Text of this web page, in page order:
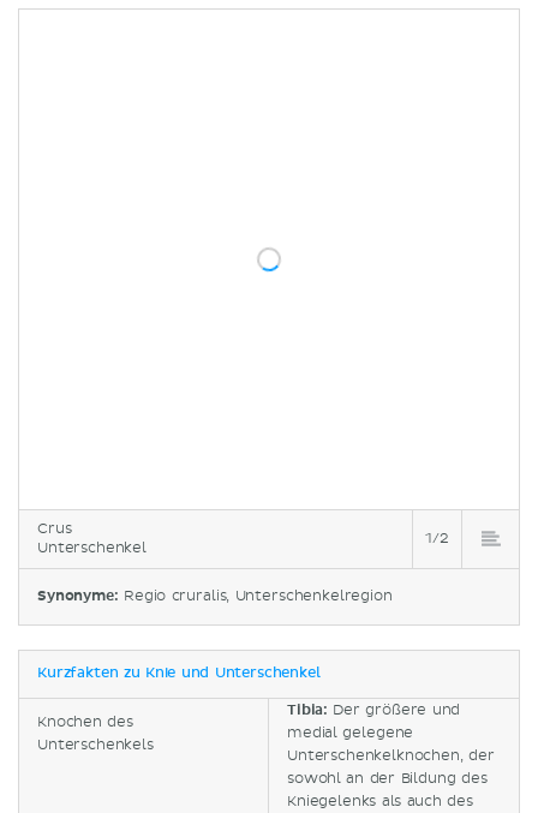
Crus
Unterschenkel
1/2
Synonyme: Regio cruralis, Unterschenkelregion
Kurzfakten zu Knie und Unterschenkel
Knochen des
Unterschenkels
Tibia: Der größere und
medial gelegene
Unterschenkelknochen, der
sowohl an der Bildung des
Kniegelenks als auch des